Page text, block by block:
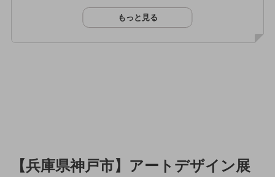
もっと見る
【兵庫県神戸市】アートデザイン展